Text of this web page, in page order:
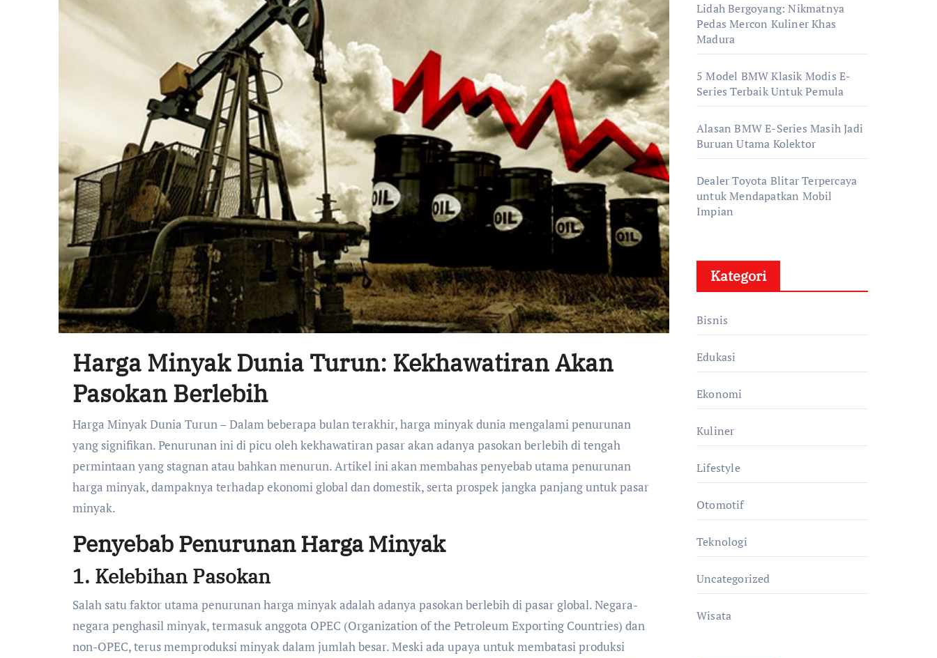
Harga Minyak Dunia Turun: Kekhawatiran Akan
Pasokan Berlebih
Harga Minyak Dunia Turun – Dalam beberapa bulan terakhir, harga minyak dunia mengalami penurunan
yang signifikan. Penurunan ini di picu oleh kekhawatiran pasar akan adanya pasokan berlebih di tengah
permintaan yang stagnan atau bahkan menurun. Artikel ini akan membahas penyebab utama penurunan
harga minyak, dampaknya terhadap ekonomi global dan domestik, serta prospek jangka panjang untuk pasar
minyak.
Penyebab Penurunan Harga Minyak
1. Kelebihan Pasokan
Salah satu faktor utama penurunan harga minyak adalah adanya pasokan berlebih di pasar global. Negara-
negara penghasil minyak, termasuk anggota OPEC (Organization of the Petroleum Exporting Countries) dan
non-OPEC, terus memproduksi minyak dalam jumlah besar. Meski ada upaya untuk membatasi produksi
Lidah Bergoyang: Nikmatnya
Pedas Mercon Kuliner Khas
Madura
5 Model BMW Klasik Modis E-
Series Terbaik Untuk Pemula
Alasan BMW E-Series Masih Jadi
Buruan Utama Kolektor
Dealer Toyota Blitar Terpercaya
untuk Mendapatkan Mobil
Impian
Kategori
Bisnis
Edukasi
Ekonomi
Kuliner
Lifestyle
Otomotif
Teknologi
Uncategorized
Wisata